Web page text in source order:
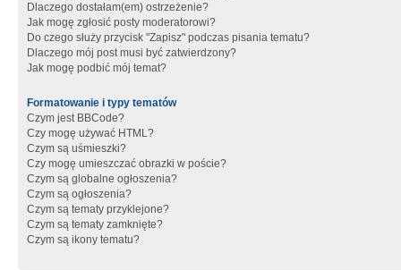
Dlaczego dostałam(em) ostrzeżenie?
Jak mogę zgłosić posty moderatorowi?
Do czego służy przycisk "Zapisz" podczas pisania tematu?
Dlaczego mój post musi być zatwierdzony?
Jak mogę podbić mój temat?
Formatowanie i typy tematów
Czym jest BBCode?
Czy mogę używać HTML?
Czym są uśmieszki?
Czy mogę umieszczać obrazki w poście?
Czym są globalne ogłoszenia?
Czym są ogłoszenia?
Czym są tematy przyklejone?
Czym są tematy zamknięte?
Czym są ikony tematu?